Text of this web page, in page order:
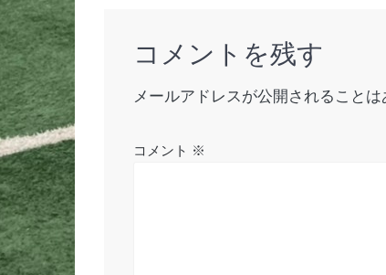
ビ
ゲ
ー
シ
ョ
ン
コメントを残す
メールアドレスが公開されることは
コメント ※